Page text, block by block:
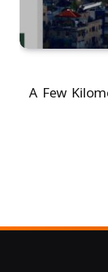
A Few